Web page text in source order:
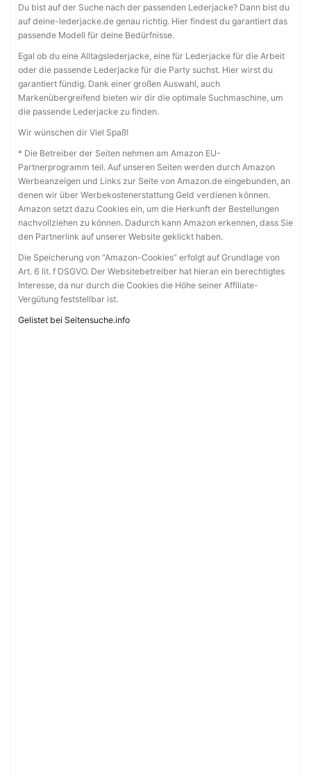
Du bist auf der Suche nach der passenden Lederjacke? Dann bist du
auf deine-lederjacke.de genau richtig. Hier findest du garantiert das
passende Modell für deine Bedürfnisse.
Egal ob du eine Alltagslederjacke, eine für Lederjacke für die Arbeit
oder die passende Lederjacke für die Party suchst. Hier wirst du
garantiert fündig. Dank einer großen Auswahl, auch
Markenübergreifend bieten wir dir die optimale Suchmaschine, um
die passende Lederjacke zu finden.
Wir wünschen dir Viel Spaß!
* Die Betreiber der Seiten nehmen am Amazon EU-
Partnerprogramm teil. Auf unseren Seiten werden durch Amazon
Werbeanzeigen und Links zur Seite von Amazon.de eingebunden, an
denen wir über Werbekostenerstattung Geld verdienen können.
Amazon setzt dazu Cookies ein, um die Herkunft der Bestellungen
nachvollziehen zu können. Dadurch kann Amazon erkennen, dass Sie
den Partnerlink auf unserer Website geklickt haben.
Die Speicherung von “Amazon-Cookies” erfolgt auf Grundlage von
Art. 6 lit. f DSGVO. Der Websitebetreiber hat hieran ein berechtigtes
Interesse, da nur durch die Cookies die Höhe seiner Affiliate-
Vergütung feststellbar ist.
Gelistet bei Seitensuche.info